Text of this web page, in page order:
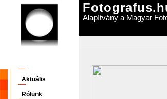
Alapítvány a Magyar
Aktuális
Rólunk